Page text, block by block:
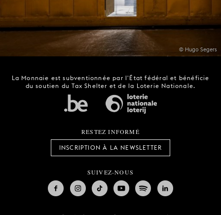
© Hugo Segers
La Monnaie est subventionnée par l'État fédéral et bénéficie
du soutien du Tax Shelter et de la Loterie Nationale.
RESTEZ INFORMÉ
INSCRIPTION À LA NEWSLETTER
SUIVEZ-NOUS